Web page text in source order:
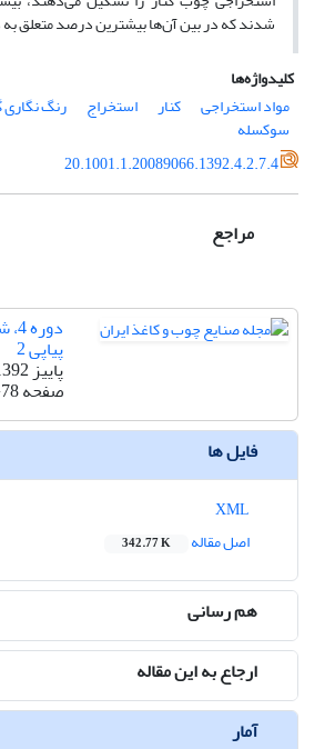
شدند که در بین آن‌ها بیشترین درصد متعلق به
کلیدواژه‌ها
مواد استخراجی
کنار استخراج رنگ
سوکسله
20.1001.1.20089066.1392.4.2.7.4
مراجع
پیاپی 2
پاییز 1392
صفحه
فایل ها
اصل مقاله
342.77 K
هم رسانی
ارجاع به این مقاله
آمار